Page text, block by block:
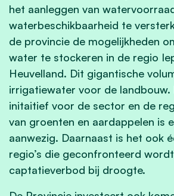
het aanleggen van
waterbeschikbaarheid te
de provincie de mogelijkheden
water te stockeren in de regio
Heuvelland. Dit gigantische
irrigatiewater voor de landbouw.
initaitief voor de sector en de
van groenten en aardappelen is
aanwezig. Daarnaast is het ook
regio’s die geconfronteerd
captatieverbod bij droogte.